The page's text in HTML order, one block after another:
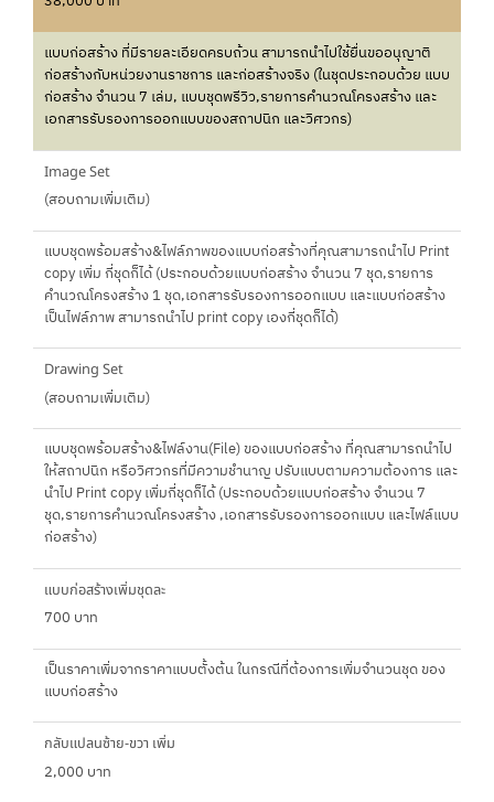
แบบก่อสร้าง ที่มีรายละเอียดครบถ้วน สามารถนำไปใช้ยื่นขออนุญาติ
ก่อสร้างกับหน่วยงานราชการ และก่อสร้างจริง (ในชุดประกอบด้วย แบบ
ก่อสร้าง จำนวน 7 เล่ม, แบบชุดพรีวิว,รายการคำนวณโครงสร้าง และ
เอกสารรับรองการออกแบบของสถาปนิก และวิศวกร)
Image Set
(สอบถามเพิ่มเติม)
แบบชุดพร้อมสร้าง&ไฟล์ภาพของแบบก่อสร้างที่คุณสามารถนำไป Print
copy เพิ่ม กี่ชุดก็ได้ (ประกอบด้วยแบบก่อสร้าง จำนวน 7 ชุด,รายการ
คำนวณโครงสร้าง 1 ชุด,เอกสารรับรองการออกแบบ และแบบก่อสร้าง
เป็นไฟล์ภาพ สามารถนำไป print copy เองกี่ชุดก็ได้)
Drawing Set
(สอบถามเพิ่มเติม)
แบบชุดพร้อมสร้าง&ไฟล์งาน(File) ของแบบก่อสร้าง ที่คุณสามารถนำไป
ให้สถาปนิก หรือวิศวกรที่มีความชำนาญ ปรับแบบตามความต้องการ และ
นำไป Print copy เพิ่มกี่ชุดก็ได้ (ประกอบด้วยแบบก่อสร้าง จำนวน 7
ชุด,รายการคำนวณโครงสร้าง ,เอกสารรับรองการออกแบบ และไฟล์แบบ
ก่อสร้าง)
แบบก่อสร้างเพิ่มชุดละ
700 บาท
เป็นราคาเพิ่มจากราคาแบบตั้งต้น ในกรณีที่ต้องการเพิ่มจำนวนชุด ของ
แบบก่อสร้าง
กลับแปลนซ้าย-ขวา เพิ่ม
2,000 บาท